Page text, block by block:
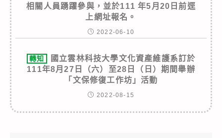
相關人員踴躍參與，並於111 年5月20日前逕
上網址報名。
2022-06-10
轉知
國立雲林科技大學文化資產維護系訂於
111年8月27日（六）至28日（日）期間舉辦
「文保修復工作坊」活動
2022-08-15